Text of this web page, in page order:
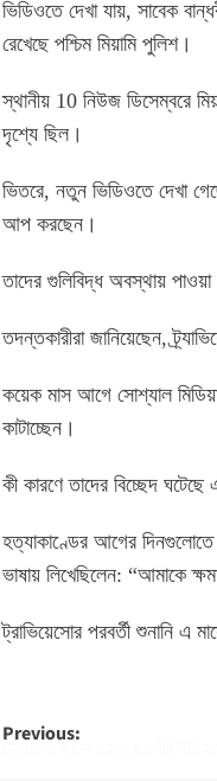
ভিডিওতে দেখা যায়, সাবেক
রেখেছে পশ্চিম মিয়ামি পুলিশ।
স্থানীয় 10 নিউজ ডিসেম্বরে
দৃশ্যে ছিল।
ভিতরে, নতুন ভিডিওতে দেখা
আপ করছেন।
তাদের গুলিবিদ্ধ অবস্থায় পাওয়া
তদন্তকারীরা জানিয়েছেন,
কয়েক মাস আগে সোশ্যাল
কাটাচ্ছেন।
কী কারণে তাদের বিচ্ছেদ
হত্যাকাণ্ডের আগের দিনগুলোতে
ভাষায় লিখেছিলেন: “আমাকে
ট্রাভিয়েসোর পরবর্তী শুনানি এ
Post
Previous:
চীনের সাথে টিম ওয়ালজের দীর্ঘ ইতিহাস